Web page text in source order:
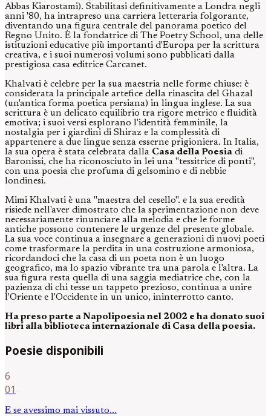
Abbas Kiarostami). Stabilitasi definitivamente a Londra negli
anni '80, ha intrapreso una carriera letteraria folgorante,
diventando una figura centrale del panorama poetico del
Regno Unito. È la fondatrice di The Poetry School, una delle
istituzioni educative più importanti d'Europa per la scrittura
creativa, e i suoi numerosi volumi sono pubblicati dalla
prestigiosa casa editrice Carcanet.
Khalvati è celebre per la sua maestria nelle forme chiuse: è
considerata la principale artefice della rinascita del Ghazal
(un'antica forma poetica persiana) in lingua inglese. La sua
scrittura è un delicato equilibrio tra rigore metrico e fluidità
emotiva; i suoi versi esplorano l'identità femminile, la
nostalgia per i giardini di Shiraz e la complessità di
appartenere a due lingue senza esserne prigioniera. In Italia,
la sua opera è stata celebrata dalla Casa della Poesia di
Baronissi, che ha riconosciuto in lei una "tessitrice di ponti",
con una poesia che profuma di gelsomino e di nebbie
londinesi.
Mimi Khalvati è una "maestra del cesello". e la sua eredità
risiede nell'aver dimostrato che la sperimentazione non deve
necessariamente rinunciare alla melodia e che le forme
antiche possono contenere le urgenze del presente globale.
La sua voce continua a insegnare a generazioni di nuovi poeti
come trasformare la perdita in una costruzione armoniosa,
ricordandoci che la casa di un poeta non è un luogo
geografico, ma lo spazio vibrante tra una parola e l'altra. La
sua figura resta quella di una saggia mediatrice che, con la
pazienza di chi tesse un tappeto prezioso, continua a unire
l'Oriente e l'Occidente in un unico, ininterrotto canto.
Ha preso parte a Napolipoesia nel 2002 e ha donato suoi
libri alla biblioteca internazionale di Casa della poesia.
Poesie disponibili
6
01
E se avessimo mai vissuto...